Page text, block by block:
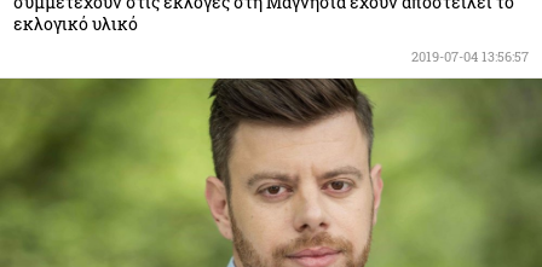
εκλογικό υλικό
2019-07-04 13:56:57